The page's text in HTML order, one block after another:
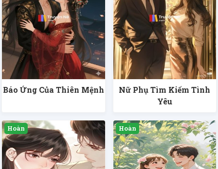
Báo Ứng Của Thiên Mệnh
Nữ Phụ Tìm Kiếm Tình
Yêu